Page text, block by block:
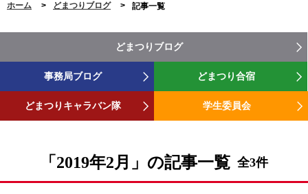
ホーム どまつりブログ 記事一覧
どまつりブログ
事務局ブログ どまつり合宿
どまつりキャラバン隊 学生委員会
「2019年2月」の記事一覧 全3件